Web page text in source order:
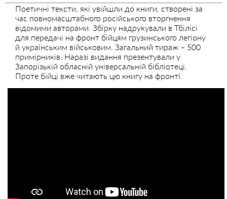
Поетичні тексти, які увійшли до книги, створені за
час повномасштабного російського вторгнення
відомими авторами. Збірку надрукували в Тбілісі
для передачі на фронт бійцям грузинського легіону
й українським військовим. Загальний тираж – 500
примірників. Наразі видання презентували у
Запорізькій обласній універсальній бібліотеці.
Проте бійці вже читають цю книгу на фронті.